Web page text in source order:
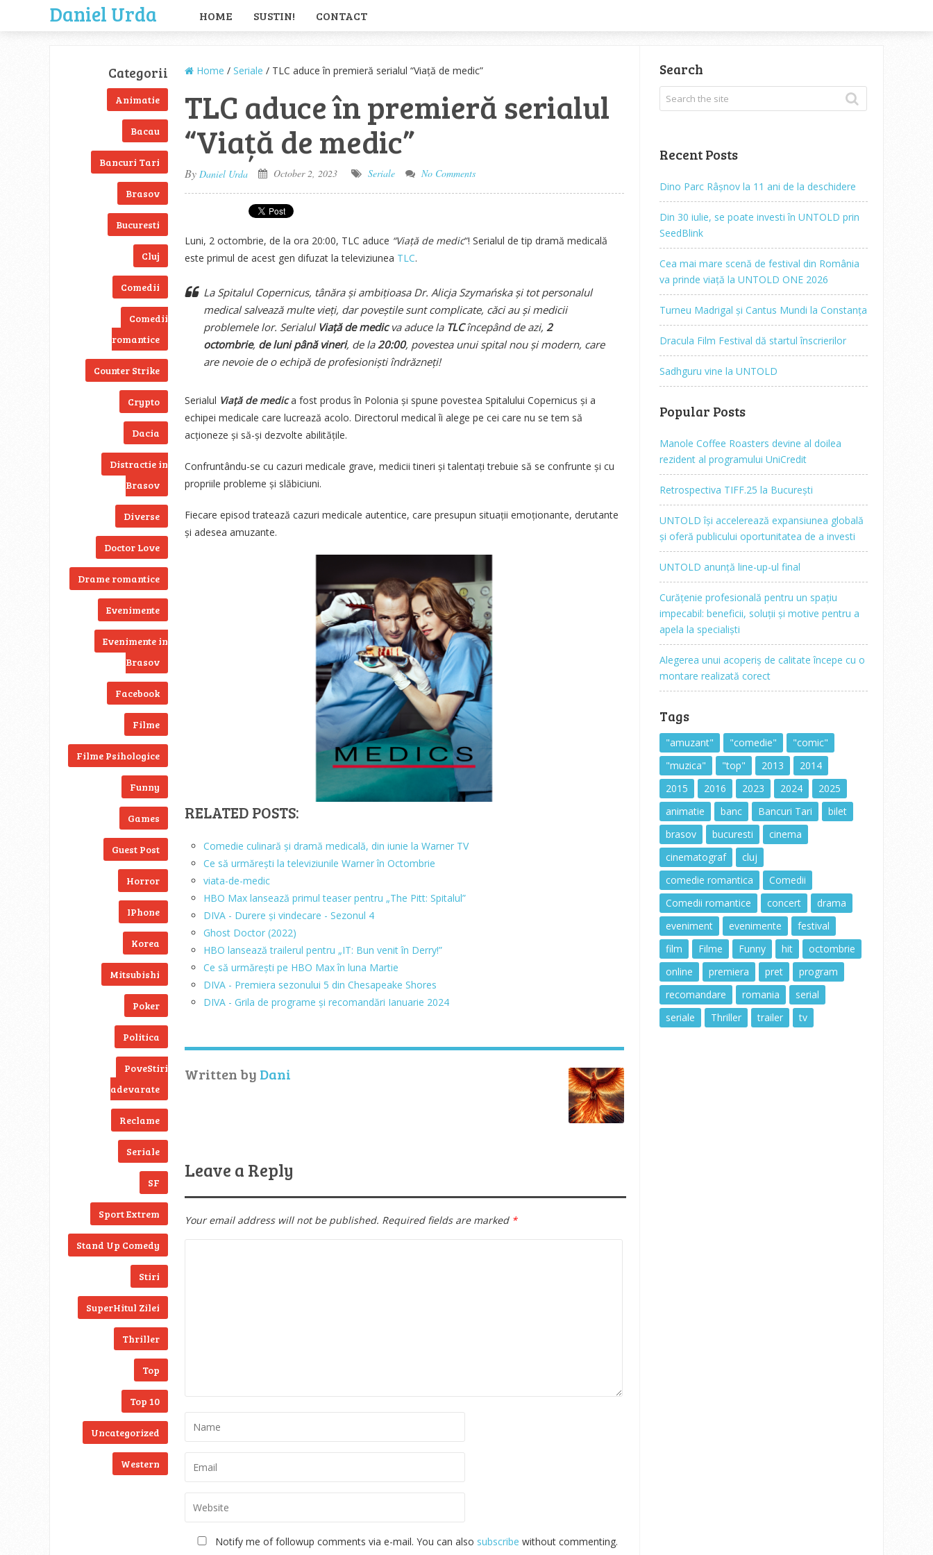
Daniel Urda HOME SUSTIN! CONTACT
Categorii
Animatie
Bacau
Bancuri Tari
Brasov
Bucuresti
Cluj
Comedii
Comedii
romantice
Counter Strike
Crypto
Dacia
Distractie in
Brasov
Diverse
Doctor Love
Drame romantice
Evenimente
Evenimente in
Brasov
Facebook
Filme
Filme Psihologice
Funny
Games
Guest Post
Horror
IPhone
Korea
Mitsubishi
Poker
Politica
PoveStiri
adevarate
Reclame
Seriale
SF
Sport Extrem
Stand Up Comedy
Stiri
SuperHitul Zilei
Thriller
Top
Top 10
Uncategorized
Western
Home / Seriale / TLC aduce în premieră serialul “Viață de medic”
TLC aduce în premieră serialul
“Viață de medic”
By Daniel Urda October 2, 2023 Seriale No Comments
Luni, 2 octombrie, de la ora 20:00, TLC aduce “Viață de medic“! Serialul de tip dramă medicală
este primul de acest gen difuzat la televiziunea TLC.
La Spitalul Copernicus, tânăra și ambițioasa Dr. Alicja Szymańska și tot personalul
medical salvează multe vieți, dar poveștile sunt complicate, căci au și medicii
problemele lor. Serialul Viață de medicva aduce la TLCîncepând de azi, 2
octombrie, de luni până vineri, de la20:00, povestea unui spital nou și modern, care
are nevoie de o echipă de profesioniști îndrăzneți!
Serialul Viață de medica fost produs în Polonia și spune povestea Spitalului Copernicus și a
echipei medicale care lucrează acolo. Directorul medical îi alege pe cei care nu se tem să
acționeze și să-și dezvolte abilitățile.
Confruntându-se cu cazuri medicale grave, medicii tineri și talentați trebuie să se confrunte și cu
propriile probleme și slăbiciuni.
Fiecare episod tratează cazuri medicale autentice, care presupun situații emoționante, derutante
și adesea amuzante.
RELATED POSTS:
Comedie culinară și dramă medicală, din iunie la Warner TV
Ce să urmărești la televiziunile Warner în Octombrie
viata-de-medic
HBO Max lansează primul teaser pentru „The Pitt: Spitalul”
DIVA - Durere și vindecare - Sezonul 4
Ghost Doctor (2022)
HBO lansează trailerul pentru „IT: Bun venit în Derry!”
Ce să urmărești pe HBO Max în luna Martie
DIVA - Premiera sezonului 5 din Chesapeake Shores
DIVA - Grila de programe și recomandări Ianuarie 2024
Written by Dani
Leave a Reply
Your email address will not be published. Required fields are marked *
Notify me of followup comments via e-mail. You can also subscribe without commenting.
Search
Recent Posts
Dino Parc Râșnov la 11 ani de la deschidere
Din 30 iulie, se poate investi în UNTOLD prin
SeedBlink
Cea mai mare scenă de festival din România
va prinde viață la UNTOLD ONE 2026
Turneu Madrigal și Cantus Mundi la Constanța
Dracula Film Festival dă startul înscrierilor
Sadhguru vine la UNTOLD
Popular Posts
Manole Coffee Roasters devine al doilea
rezident al programului UniCredit
Retrospectiva TIFF.25 la București
UNTOLD își accelerează expansiunea globală
și oferă publicului oportunitatea de a investi
UNTOLD anunță line-up-ul final
Curățenie profesională pentru un spațiu
impecabil: beneficii, soluții și motive pentru a
apela la specialiști
Alegerea unui acoperiș de calitate începe cu o
montare realizată corect
Tags
"amuzant" "comedie"
"comic"
"muzica"
"top" 2013
2014
2015
2016 2023 2024
2025
animatie
banc Bancuri Tari
bilet
brasov
bucuresti
cinema
cinematograf
cluj
comedie romantica
Comedii
Comedii romantice
concert
drama
eveniment
evenimente
festival
film
Filme Funny hit
octombrie
online
premiera pret
program
recomandare
romania
serial
seriale
Thriller trailer tv